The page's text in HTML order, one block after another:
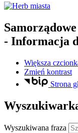
- Informacja
Większa
Zmień kontrast
Strona
Wyszukiwana fraza